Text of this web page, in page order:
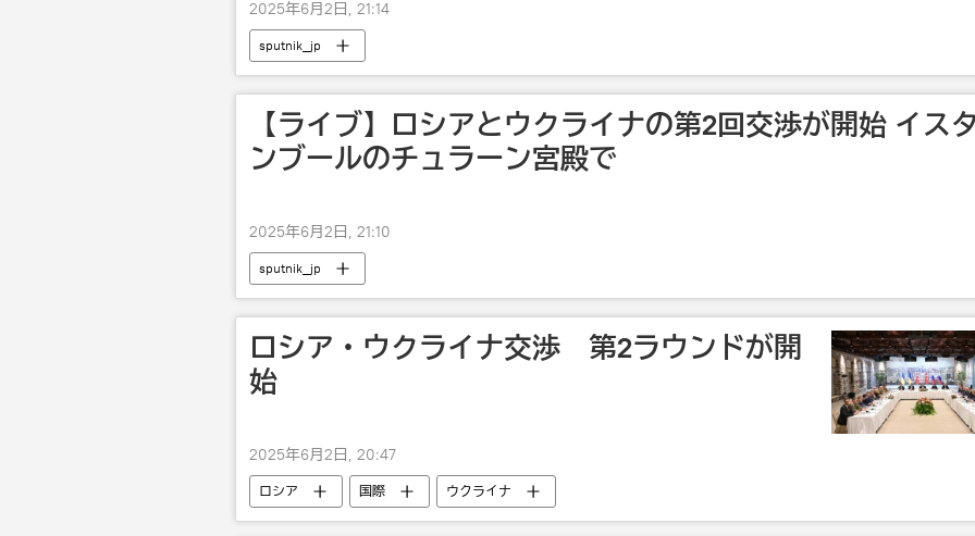
2025年6月2日, 21:14
sputnik_jp
【ライブ】ロシアとウクライナの第2回交渉が開始 イス
ンブールのチュラーン宮殿で
2025年6月2日, 21:10
sputnik_jp
ロシア・ウクライナ交渉 第2ラウンドが開
始
2025年6月2日, 20:47
ロシア 国際 ウクライナ